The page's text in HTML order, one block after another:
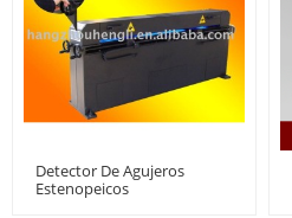
Detector De Agujeros
Estenopeicos